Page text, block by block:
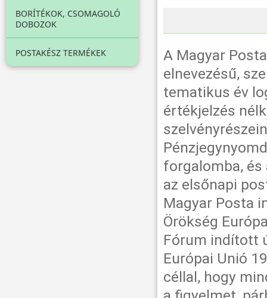
BORÍTÉKOK, CSOMAGOLÓ
DOBOZOK
POSTAKÉSZ TERMÉKEK
A Magyar
elnevezésű,
tematikus év
értékjelzés
forgalomba, és
az elsőnapi
Magyar Posta
Örökség
Fórum indított
Európai Unió
céllal, hogy